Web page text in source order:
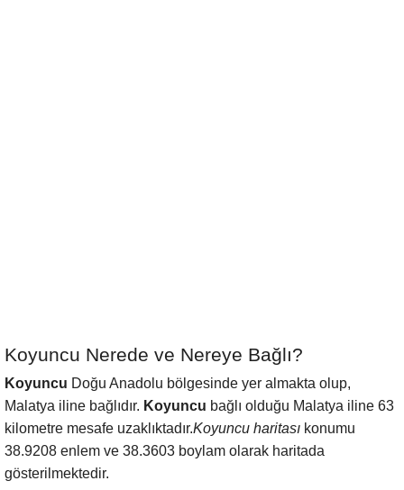
Koyuncu Nerede ve Nereye Bağlı?
Koyuncu Doğu Anadolu bölgesinde yer almakta olup,
Malatya iline bağlıdır. Koyuncu bağlı olduğu Malatya iline 63
kilometre mesafe uzaklıktadır.Koyuncu haritası konumu
38.9208 enlem ve 38.3603 boylam olarak haritada
gösterilmektedir.